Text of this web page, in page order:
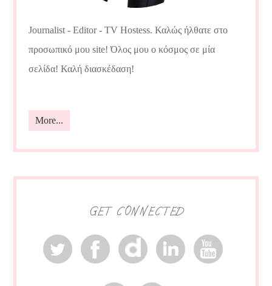
Journalist - Editor - TV Hostess. Καλώς ήλθατε στο
προσωπικό μου site! Όλος μου ο κόσμος σε μία
σελίδα! Καλή διασκέδαση!
More...
GET CONNECTED